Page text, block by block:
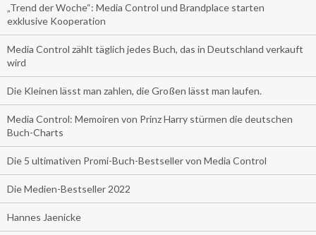
„Trend der Woche“: Media Control und Brandplace starten
exklusive Kooperation
Media Control zählt täglich jedes Buch, das in Deutschland verkauft
wird
Die Kleinen lässt man zahlen, die Großen lässt man laufen.
Media Control: Memoiren von Prinz Harry stürmen die deutschen
Buch-Charts
Die 5 ultimativen Promi-Buch-Bestseller von Media Control
Die Medien-Bestseller 2022
Hannes Jaenicke